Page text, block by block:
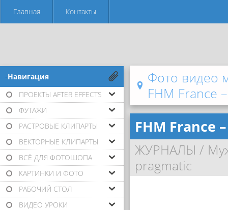
Главная Контакты
-Навигация
ПРОЕКТЫ AFTER EFFECTS
ФУТАЖИ
РАСТРОВЫЕ КЛИПАРТЫ
ВЕКТОРНЫЕ КЛИПАРТЫ
ВСЁ ДЛЯ ФОТОШОПА
КАРТИНКИ И ФОТО
РАБОЧИЙ СТОЛ
ВИДЕО УРОКИ
Фото видео
FHM France
FHM France
ЖУРНАЛЫ /
pragmatic